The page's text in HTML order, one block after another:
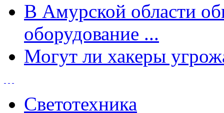
В Амурской области
оборудование ...
Могут ли хакеры
Светотехника